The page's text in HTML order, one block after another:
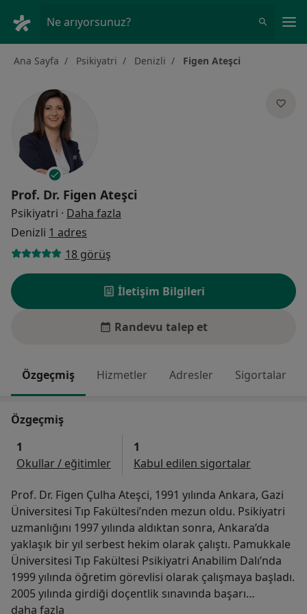
Ne arıyorsunuz?
Ana Sayfa Psikiyatri Denizli Figen Ateşci
Prof. Dr. Figen Ateşci
Psikiyatri · Daha fazla
Denizli 1 adres
18 görüş
İletişim Bilgileri
Randevu talep et
Özgeçmiş Hizmetler Adresler Sigortalar
Özgeçmiş
1
Okullar / eğitimler
1
Kabul edilen sigortalar
Prof. Dr. Figen Çulha Ateşci, 1991 yılında Ankara, Gazi
Üniversitesi Tıp Fakültesi’nden mezun oldu. Psikiyatri
uzmanlığını 1997 yılında aldıktan sonra, Ankara’da
yaklaşık bir yıl serbest hekim olarak çalıştı. Pamukkale
Üniversitesi Tıp Fakültesi Psikiyatri Anabilim Dalı’nda
1999 yılında öğretim görevlisi olarak çalışmaya başladı.
2005 yılında girdiği doçentlik sınavında başarı
göstererek Doçent ünvanını aldı. Aynı üniversitede
daha fazla